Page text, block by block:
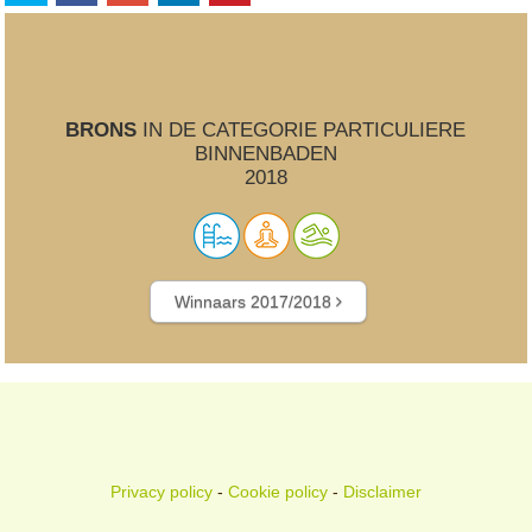
BRONS IN DE CATEGORIE PARTICULIERE
BINNENBADEN
2018
Winnaars 2017/2018
Privacy policy- Cookie policy- Disclaimer